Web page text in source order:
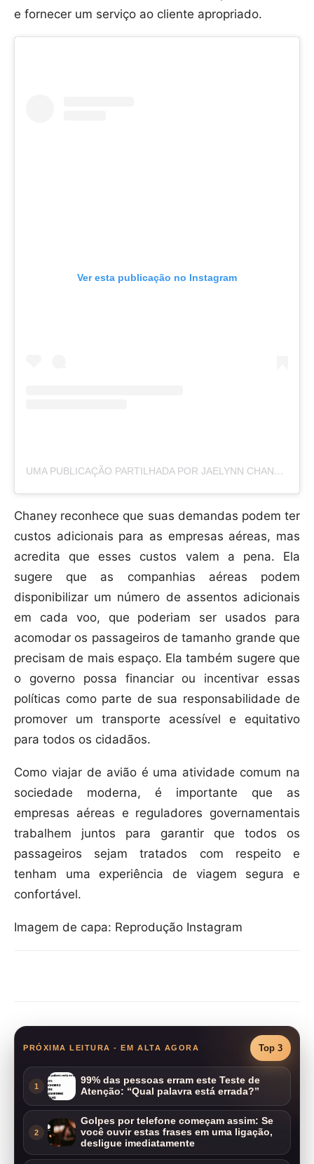
e fornecer um serviço ao cliente apropriado.
Ver esta publicação no Instagram
UMA PUBLICAÇÃO PARTILHADA POR JAELYNN CHANEY (@JAEBAEPRODUCTIONS)
Chaney reconhece que suas demandas podem ter
custos adicionais para as empresas aéreas, mas
acredita que esses custos valem a pena. Ela
sugere que as companhias aéreas podem
disponibilizar um número de assentos adicionais
em cada voo, que poderiam ser usados para
acomodar os passageiros de tamanho grande que
precisam de mais espaço. Ela também sugere que
o governo possa financiar ou incentivar essas
políticas como parte de sua responsabilidade de
promover um transporte acessível e equitativo
para todos os cidadãos.
Como viajar de avião é uma atividade comum na
sociedade moderna, é importante que as
empresas aéreas e reguladores governamentais
trabalhem juntos para garantir que todos os
passageiros sejam tratados com respeito e
tenham uma experiência de viagem segura e
confortável.
Imagem de capa: Reprodução Instagram
PRÓXIMA LEITURA - EM ALTA AGORA Top 3
1
99% das pessoas erram este Teste de
Atenção: “Qual palavra está errada?”
2
Golpes por telefone começam assim: Se
você ouvir estas frases em uma ligação,
desligue imediatamente